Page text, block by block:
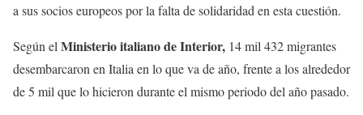
a sus socios europeos por la falta de solidaridad en esta cuestión.
Según el Ministerio italiano de Interior, 14 mil 432 migrantes
desembarcaron en Italia en lo que va de año, frente a los alrededor
de 5 mil que lo hicieron durante el mismo periodo del año pasado.